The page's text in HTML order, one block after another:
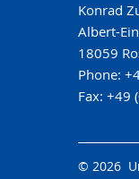
Konrad
Albert-
18059
Phone:
Fax: +49
© 2026